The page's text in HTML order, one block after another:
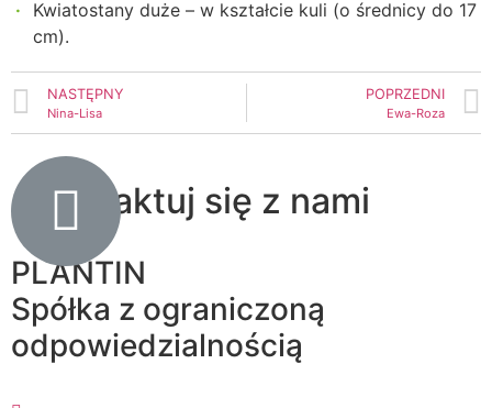
Kwiatostany duże – w kształcie kuli (o średnicy do 17
cm).
NASTĘPNY
Nina-Lisa
POPRZEDNI
Ewa-Roza
Skontaktuj się z nami
PLANTIN
Spółka z ograniczoną
odpowiedzialnością